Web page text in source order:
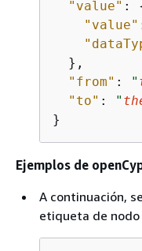
"value" :
"value"
  },
"from" : "
"to" : "
}
Ejemplos de
A continuación,
etiqueta de nodo